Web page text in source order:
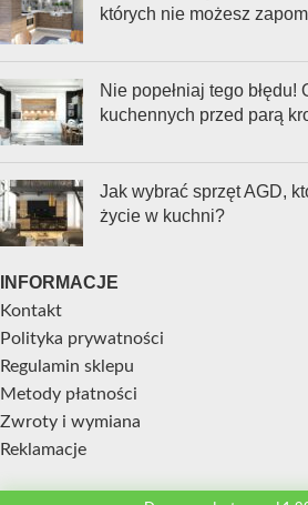
których nie możesz
Nie popełniaj tego błędu!
kuchennych przed parą
Jak wybrać sprzęt AGD,
życie w kuchni?
INFORMACJE
Kontakt
Polityka prywatności
Regulamin sklepu
Metody płatności
Zwroty i wymiana
Reklamacje
STREFA KLIENTA